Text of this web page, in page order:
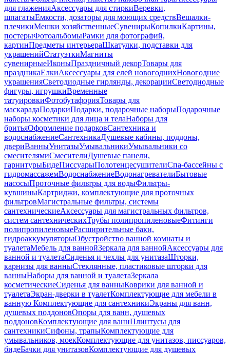
для глаженияАксессуары для стиркиВеревки,
шпагатыЕмкости, дозаторы для моющих средствВешалки-
плечикиМешки хозяйственныеСувенирыКопилкиКартины,
постерыФотоальбомыРамки для фотографий,
картинПредметы интерьераШкатулки, подставки для
украшенийСтатуэткиМагниты
сувенирныеИконыПраздничный декорТовары для
праздникаЕлкиАксессуары для елей новогоднихНовогодние
украшенияСветодиодные гирлянды, декорацииСветодиодные
фигуры, игрушкиВременные
татуировкиФотобутафорияТовары для
маскарадаПодаркиПодарки, подарочные наборыПодарочные
наборы косметики для лица и телаНаборы для
бритьяОформление подарковСантехника и
водоснабжениеСантехникаДушевые кабины, поддоны,
двериВанныУнитазыУмывальникиУмывальники со
смесителямиСмесителиДушевые панели,
гарнитурыБидеПиссуарыПолотенцесушителиСпа-бассейны с
гидромассажемВодоснабжениеВодонагревателиБытовые
насосыПроточные фильтры для водыФильтры-
кувшиныКартриджи, комплектующие для проточных
фильтровМагистральные фильтры, системы
сантехническиеАксессуары для магистральных фильтров,
систем сантехническихТрубы полипропиленовыеФитинги
полипропиленовыеРасширительные баки,
гидроаккумуляторыОбустройство ванной комнаты и
туалетаМебель для ваннойЗеркала для ваннойАксессуары для
ванной и туалетаСиденья и чехлы для унитазаШторки,
карнизы для ванныСтеклянные, пластиковые шторки для
ванныНаборы для ванной и туалетаЗеркала
косметическиеСиденья для ванныКоврики для ванной и
туалетаЭкран-дверки в туалетКомплектующие для мебели в
ванную Комплектующие для сантехникиЭкраны для ванн,
душевых поддоновОпоры для ванн, душевых
поддоновКомплектующие для ваннПлинтусы для
сантехникиСифоны, трапыКомплектующие для
умывальников, моекКомплектующие для унитазов, писсуаров,
бидеБачки для унитазовКомплектующие для душевых